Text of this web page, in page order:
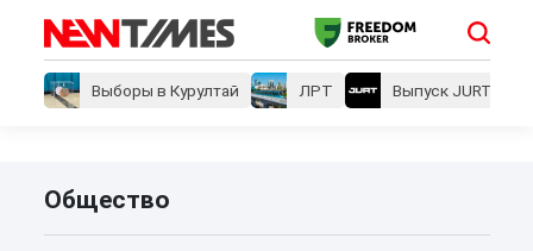
Выборы в Курултай ЛРТ Выпуск JURT
Общество